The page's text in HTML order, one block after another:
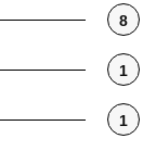
8
1
1